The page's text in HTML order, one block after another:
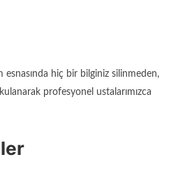
esnasında hiç bir bilginiz silinmeden,
profesyonel ustalarımızca